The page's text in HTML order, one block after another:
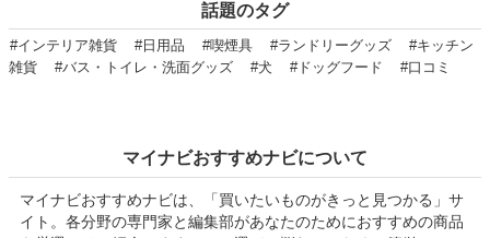
話題のタグ
#インテリア雑貨 #日用品 #喫煙具 #ランドリーグッズ
#キッチン
雑貨
#バス・トイレ・洗面グッズ #犬 #ドッグフード #口コミ
マイナビおすすめナビについて
マイナビおすすめナビは、「買いたいものがきっと見つかる」サ
イト。各分野の専門家と編集部があなたのためにおすすめの商品